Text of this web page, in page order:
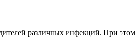
различных инфекций. При этом